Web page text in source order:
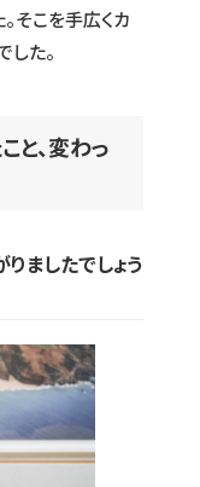
そこを手広くカ
た。
と、変わっ
ましたでしょう